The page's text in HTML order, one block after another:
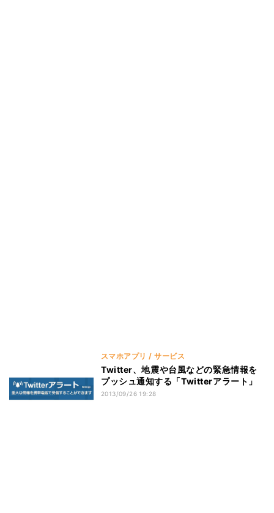
スマホアプリ / サービス
Twitter、地震や台風などの緊急情報を
プッシュ通知する「Twitterアラート」
2013/09/26 19:28